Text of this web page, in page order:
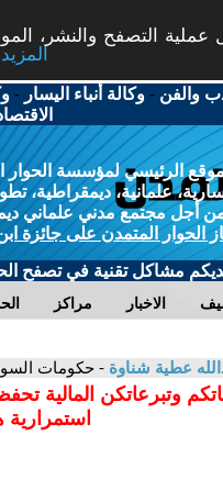
التصفح والنشر،
More info - المزيد
والفن -وكالة أنباء اليسار -
الرئيسي لمؤسسة الحوار
علمانية، ديمقراطية،
أجل مجتمع مدني علماني
الحوار المتمدن على جائزة
لديكم مشاكل تقنية في تصفح
مراكز الاخبار
عطية شناوة - حكومات
وتبرعاتكن المالية
استمرارية